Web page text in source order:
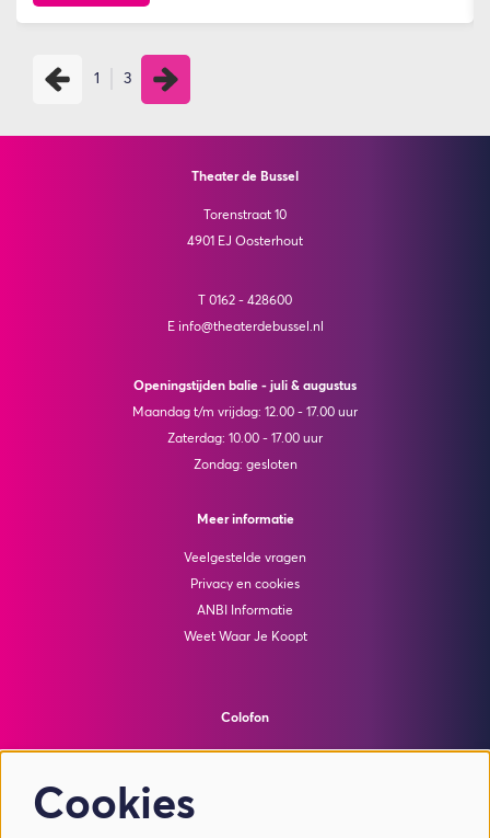
1 3
Theater de Bussel
Torenstraat 10
4901 EJ Oosterhout
T 0162 - 428600
E info@theaterdebussel.nl
Openingstijden balie - juli & augustus
Maandag t/m vrijdag: 12.00 - 17.00 uur
Zaterdag: 10.00 - 17.00 uur
Zondag: gesloten
Meer informatie
Veelgestelde vragen
Privacy en cookies
ANBI Informatie
Weet Waar Je Koopt
Colofon
© Theater de Bussel
Cookies